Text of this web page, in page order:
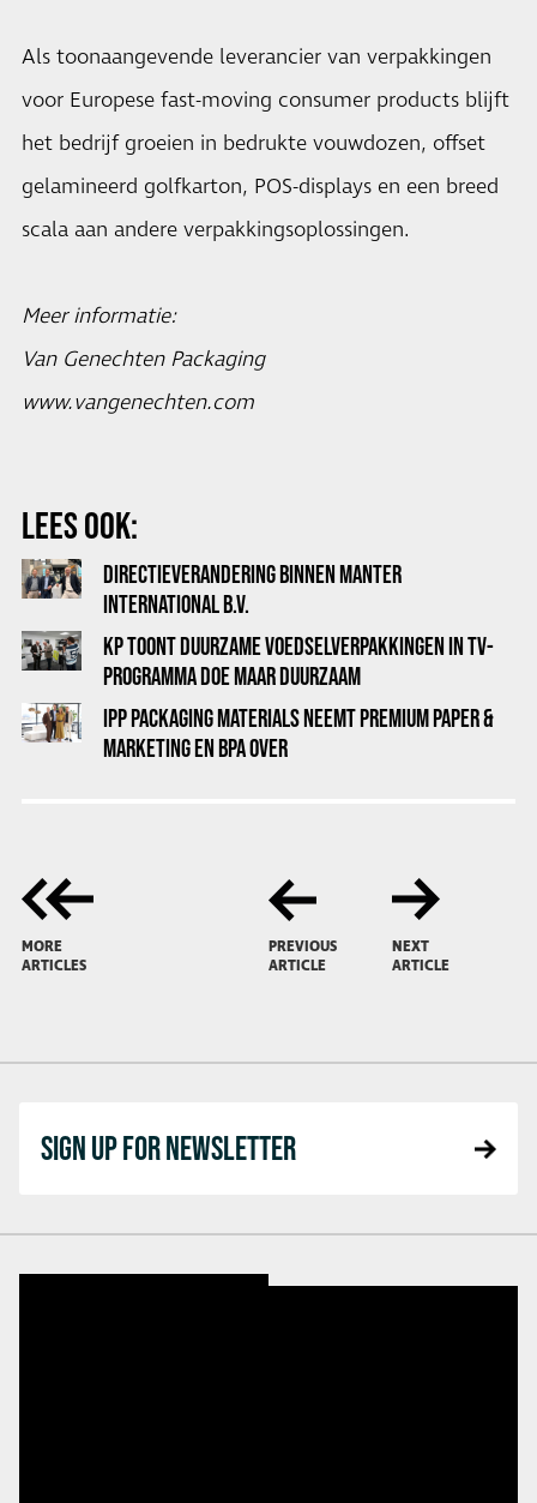
Als toonaangevende leverancier van verpakkingen
voor Europese fast-moving consumer products blijft
het bedrijf groeien in bedrukte vouwdozen, offset
gelamineerd golfkarton, POS-displays en een breed
scala aan andere verpakkingsoplossingen.
Meer informatie:
Van Genechten Packaging
www.vangenechten.com
LEES OOK:
DIRECTIEVERANDERING BINNEN MANTER
INTERNATIONAL B.V.
KP TOONT DUURZAME VOEDSELVERPAKKINGEN IN TV-
PROGRAMMA DOE MAAR DUURZAAM
IPP PACKAGING MATERIALS NEEMT PREMIUM PAPER &
MARKETING EN BPA OVER
MORE
ARTICLES
PREVIOUS
ARTICLE
NEXT
ARTICLE
SIGN UP FOR NEWSLETTER